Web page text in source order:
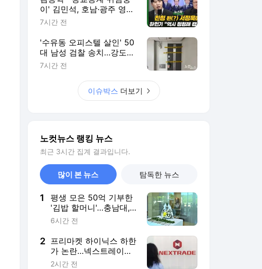
이' 김민석, 호남·광주 영향
력 남아있어[뉴스락]
7시간 전
'수유동 오피스텔 살인' 50
대 남성 검찰 송치…강도
살인 혐의[영상]
7시간 전
이슈박스 더보기
노컷뉴스 랭킹 뉴스
최근 3시간 집계 결과입니다.
많이 본 뉴스 탐독한 뉴스
1
평생 모은 50억 기부한
'김밥 할머니'…충남대,
34주기 추모식
6시간 전
2 프리마켓 하이닉스 하한
가 논란…넥스트레이드
"재발 막겠다"
2시간 전